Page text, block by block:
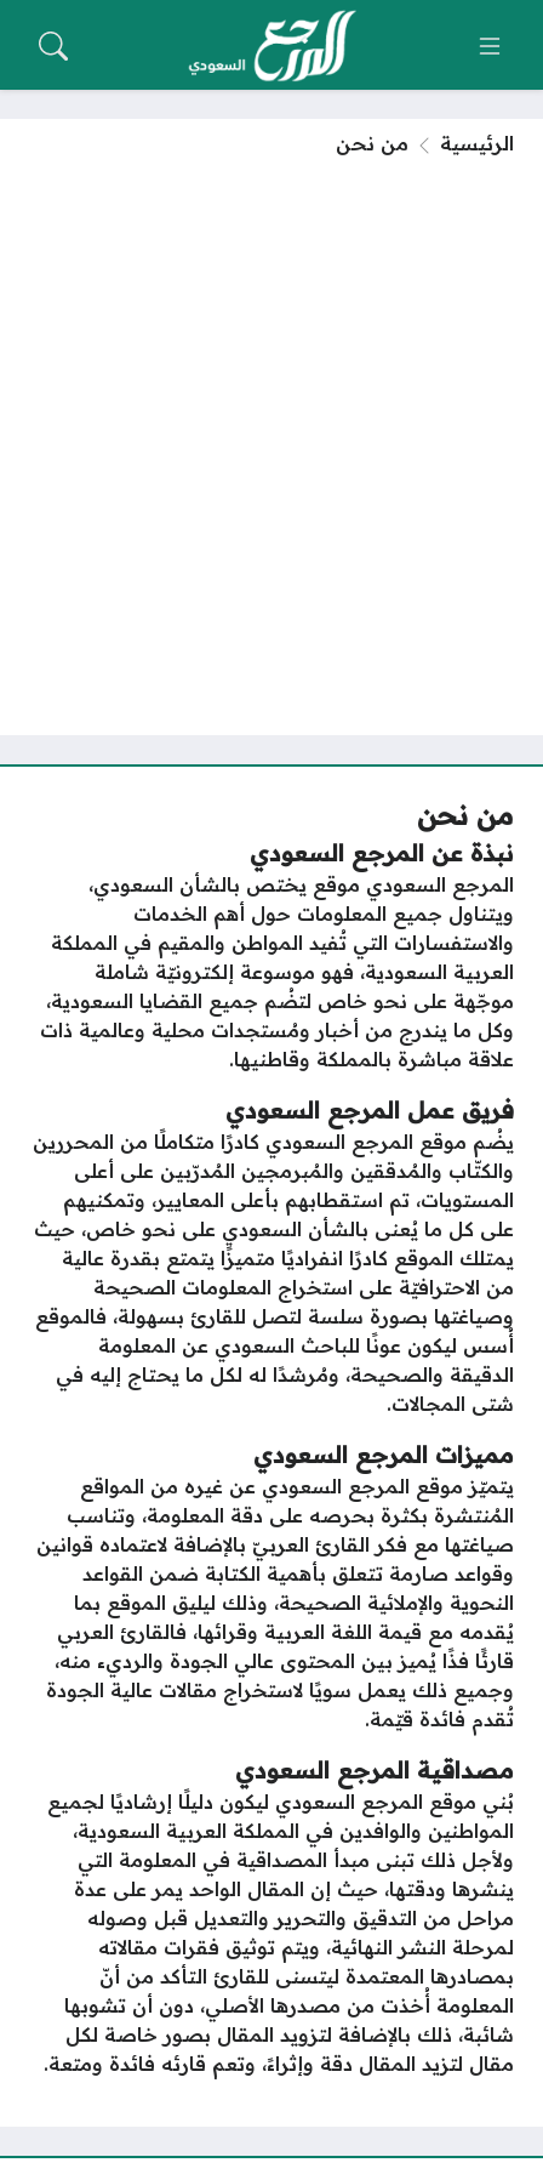
الرئيسية من نحن
من نحن
نبذة عن المرجع السعودي
المرجع السعودي موقع يختص بالشأن السعودي،
ويتناول جميع المعلومات حول أهم الخدمات
والاستفسارات التي تُفيد المواطن والمقيم في المملكة
العربية السعودية، فهو موسوعة إلكترونيّة شاملة
موجّهة على نحو خاص لتضُم جميع القضايا السعودية،
وكل ما يندرج من أخبار ومُستجدات محلية وعالمية ذات
علاقة مباشرة بالمملكة وقاطنيها.
فريق عمل المرجع السعودي
يضُم موقع المرجع السعودي كادرًا متكاملًا من المحررين
والكتّاب والمُدققين والمُبرمجين المُدرّبين على أعلى
المستويات، تم استقطابهم بأعلى المعايير، وتمكنيهم
على كل ما يُعنى بالشأن السعودي على نحو خاص، حيث
يمتلك الموقع كادرًا انفراديًا متميزًا يتمتع بقدرة عالية
من الاحترافيّة على استخراج المعلومات الصحيحة
وصياغتها بصورة سلسة لتصل للقارئ بسهولة، فالموقع
أُسس ليكون عونًا للباحث السعودي عن المعلومة
الدقيقة والصحيحة، ومُرشدًا له لكل ما يحتاج إليه في
شتى المجالات.
مميزات المرجع السعودي
يتميّز موقع المرجع السعودي عن غيره من المواقع
المُنتشرة بكثرة بحرصه على دقة المعلومة، وتناسب
صياغتها مع فكر القارئ العربيّ بالإضافة لاعتماده قوانين
وقواعد صارمة تتعلق بأهمية الكتابة ضمن القواعد
النحوية والإملائية الصحيحة، وذلك ليليق الموقع بما
يُقدمه مع قيمة اللغة العربية وقرائها، فالقارئ العربي
قارئًا فذًا يُميز بين المحتوى عالي الجودة والرديء منه،
وجميع ذلك يعمل سويًا لاستخراج مقالات عالية الجودة
تُقدم فائدة قيّمة.
مصداقية المرجع السعودي
بُني موقع المرجع السعودي ليكون دليلًا إرشاديًا لجميع
المواطنين والوافدين في المملكة العربية السعودية،
ولأجل ذلك تبنى مبدأ المصداقية في المعلومة التي
ينشرها ودقتها، حيث إن المقال الواحد يمر على عدة
مراحل من التدقيق والتحرير والتعديل قبل وصوله
لمرحلة النشر النهائية، ويتم توثيق فقرات مقالاته
بمصادرها المعتمدة ليتسنى للقارئ التأكد من أنّ
المعلومة أُخذت من مصدرها الأصلي، دون أن تشوبها
شائبة، ذلك بالإضافة لتزويد المقال بصور خاصة لكل
مقال لتزيد المقال دقة وإثراءً، وتعم قارئه فائدة ومتعة.